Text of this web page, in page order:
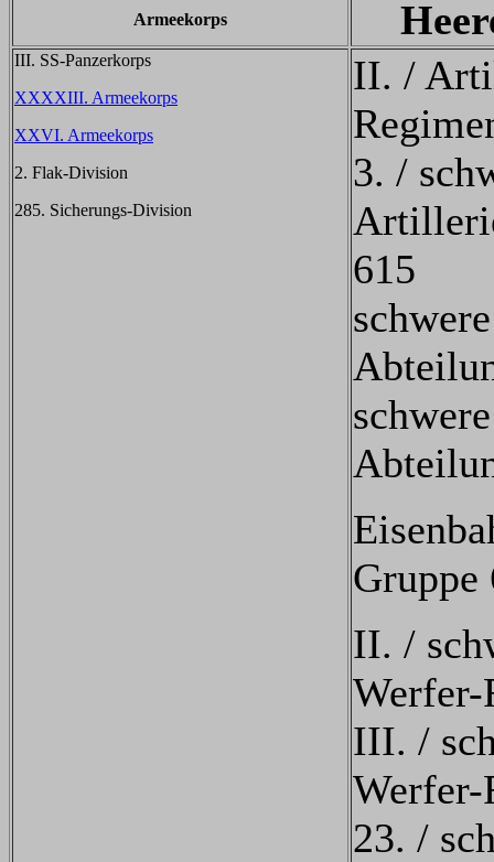
Armeekorps
III. SS-Panzerkorps
XXXXIII. Armeekorps
XXVI. Armeekorps
2. Flak-Division
285. Sicherungs-Division
II. /
3. /
615
Gruppe
II. /
Werfer-
III. /
Werfer-
23. /